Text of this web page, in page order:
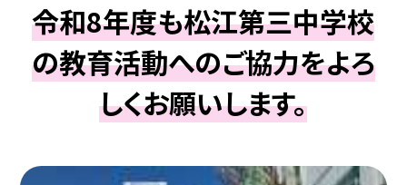
令和8年度も松江第三中学校
の教育活動へのご協力をよろ
しくお願いします。